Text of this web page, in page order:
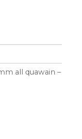
all quawain –